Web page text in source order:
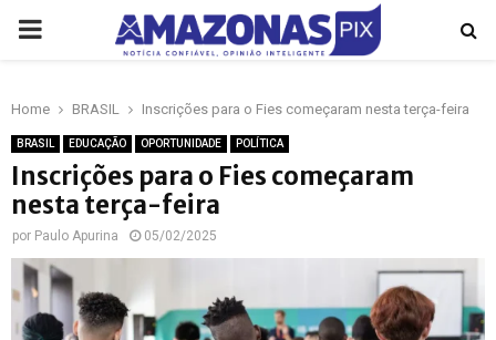
PRIMARY
Home BRASIL Inscrições para o Fies começaram nesta terça-feira
BRASIL EDUCAÇÃO OPORTUNIDADE POLÍTICA
Inscrições para o Fies começaram
nesta terça-feira
por Paulo Apurina 05/02/2025